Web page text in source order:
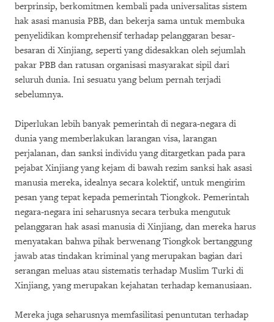
berprinsip, berkomitmen kembali pada universalitas sistem
hak asasi manusia PBB, dan bekerja sama untuk membuka
penyelidikan komprehensif terhadap pelanggaran besar-
besaran di Xinjiang, seperti yang didesakkan oleh sejumlah
pakar PBB dan ratusan organisasi masyarakat sipil dari
seluruh dunia. Ini sesuatu yang belum pernah terjadi
sebelumnya.
Diperlukan lebih banyak pemerintah di negara-negara di
dunia yang memberlakukan larangan visa, larangan
perjalanan, dan sanksi individu yang ditargetkan pada para
pejabat Xinjiang yang kejam di bawah rezim sanksi hak asasi
manusia mereka, idealnya secara kolektif, untuk mengirim
pesan yang tepat kepada pemerintah Tiongkok. Pemerintah
negara-negara ini seharusnya secara terbuka mengutuk
pelanggaran hak asasi manusia di Xinjiang, dan mereka harus
menyatakan bahwa pihak berwenang Tiongkok bertanggung
jawab atas tindakan kriminal yang merupakan bagian dari
serangan meluas atau sistematis terhadap Muslim Turki di
Xinjiang, yang merupakan kejahatan terhadap kemanusiaan.
Mereka juga seharusnya memfasilitasi penuntutan terhadap